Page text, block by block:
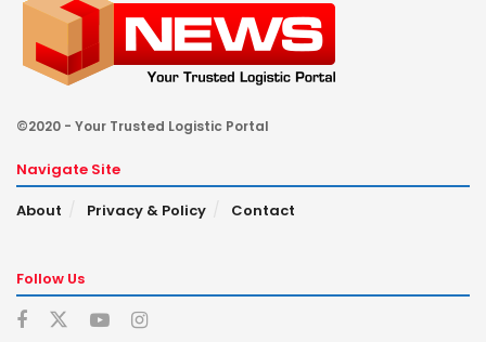
©2020 - Your Trusted Logistic Portal
Navigate Site
About
Privacy & Policy Contact
Follow Us